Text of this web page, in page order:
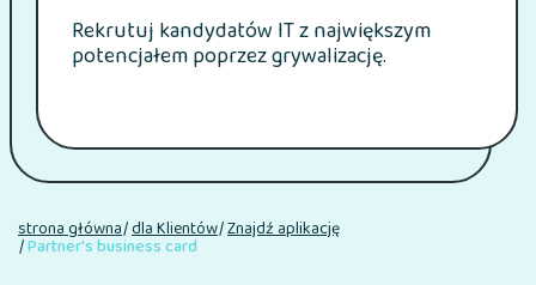
Rekrutuj kandydatów IT z największym
potencjałem poprzez grywalizację.
strona główna dla Klientów Znajdź aplikację
Partner's business card